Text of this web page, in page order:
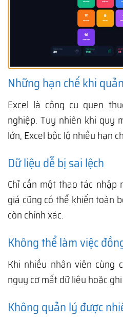
Những hạn chế khi
Excel là công cụ quen
nghiệp. Tuy nhiên khi quy
lớn, Excel bộc lộ nhiều hạn
Dữ liệu dễ bị sai lệch
Chỉ cần một thao tác nhập
giá cũng có thể khiến toàn
còn chính xác.
Không thể làm việc
Khi nhiều nhân viên cùng
nguy cơ mất dữ liệu hoặc
Không quản lý được